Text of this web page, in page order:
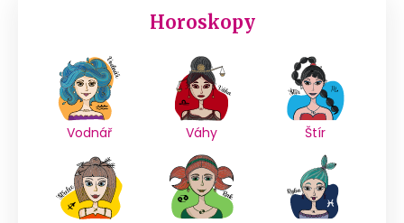
Horoskopy
Vodnář Váhy Štír